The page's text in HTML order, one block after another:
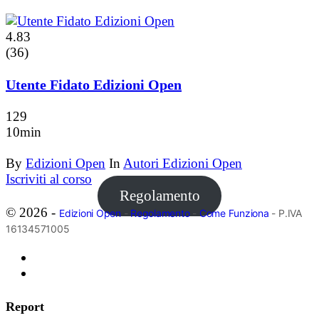
4.83
(36)
Utente Fidato Edizioni Open
129
10min
By Edizioni Open InAutori Edizioni Open
Iscriviti al corso
Regolamento
© 2026 - Edizioni Open - Regolamento- Come Funziona - P.IVA
16134571005
Report